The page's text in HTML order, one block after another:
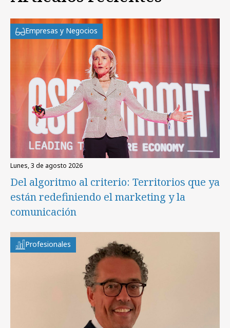
Empresas y Negocios
lunes, 3 de agosto 2026
Del algoritmo al criterio: Territorios que ya
están redefiniendo el marketing y la
comunicación
Profesionales